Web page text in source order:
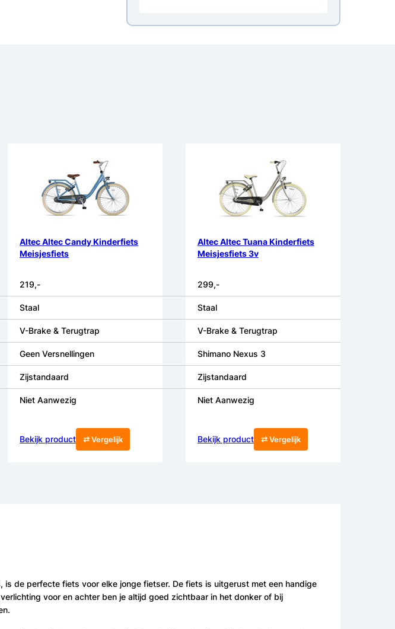
Altec Altec Candy Kinderfiets
Meisjesfiets
219,-
Staal
V-Brake & Terugtrap
Geen Versnellingen
Zijstandaard
Niet Aanwezig
Bekijk product ⇄ Vergelijk
Altec Altec Tuana Kinderfiets
Meisjesfiets 3v
299,-
Staal
V-Brake & Terugtrap
Shimano Nexus 3
Zijstandaard
Niet Aanwezig
Bekijk product ⇄ Vergelijk
de perfecte fiets voor elke jonge fietser. De fiets is uitgerust met een handige
voor en achter ben je altijd goed zichtbaar in het donker of bij